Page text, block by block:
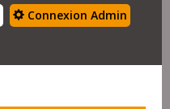
Connexion Admin